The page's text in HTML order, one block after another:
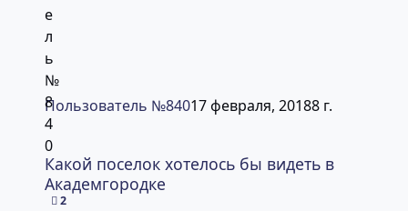
Пользователь №84017 февраля, 20188 г.
Какой поселок хотелось бы видеть в Академгородке
Какой поселок хотелось бы видеть в
Академгородке
2